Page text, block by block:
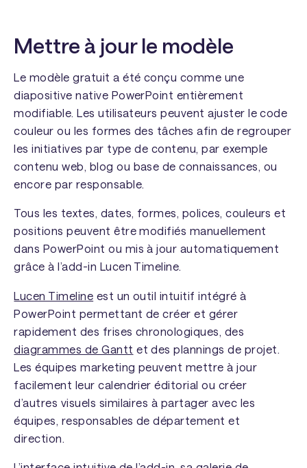
Mettre à jour le modèle
Le modèle gratuit a été conçu comme une
diapositive native PowerPoint entièrement
modifiable. Les utilisateurs peuvent ajuster le code
couleur ou les formes des tâches afin de regrouper
les initiatives par type de contenu, par exemple
contenu web, blog ou base de connaissances, ou
encore par responsable.
Tous les textes, dates, formes, polices, couleurs et
positions peuvent être modifiés manuellement
dans PowerPoint ou mis à jour automatiquement
grâce à l’add-in Lucen Timeline.
Lucen Timeline est un outil intuitif intégré à
PowerPoint permettant de créer et gérer
rapidement des frises chronologiques, des
diagrammes de Gantt et des plannings de projet.
Les équipes marketing peuvent mettre à jour
facilement leur calendrier éditorial ou créer
d’autres visuels similaires à partager avec les
équipes, responsables de département et
direction.